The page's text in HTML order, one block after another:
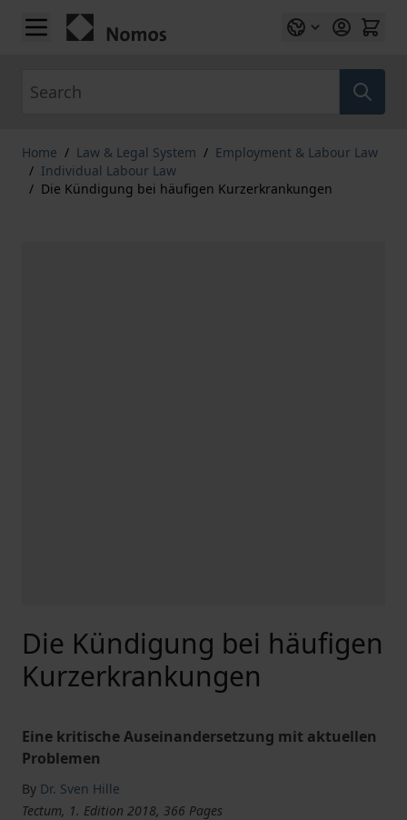
Skip to Content
Home / Law & Legal System / Employment & Labour Law
/ Individual Labour Law
/ Die Kündigung bei häufigen Kurzerkrankungen
Die Kündigung bei häufigen
Kurzerkrankungen
Eine kritische Auseinandersetzung mit aktuellen
Problemen
By Dr. Sven Hille
Tectum, 1. Edition 2018, 366 Pages